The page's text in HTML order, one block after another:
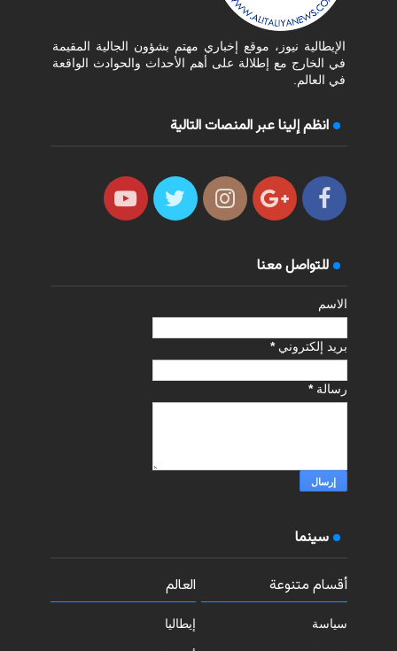
الإيطالية نيوز، موقع إخباري مهتم بشؤون الجالية المقيمة
في الخارج مع إطلالة على أهم الأحداث والحوادث الواقعة
في العالم.
انظم إلينا عبر المنصات التالية
للتواصل معنا
الاسم
بريد إلكتروني*
رسالة*
سينما
أقسام متنوعة
سياسة
العالم
إيطاليا